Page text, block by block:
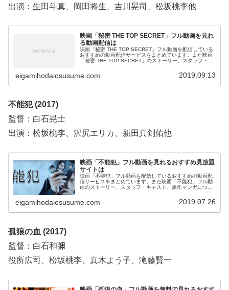
出演：生田斗真、岡田将生、吉川晃司、松坂桃李他
映画「秘密 THE TOP SECRET」フル動画を見れ
る動画配信は
映画「秘密 THE TOP SECRET」フル動画を配信している
おすすめの動画配信サービスをまとめています。また映画
「秘密 THE TOP SECRET」のストーリー、スタッフ・キ
すので、動画配信サービス選びや映画本編を見る前の予備
知識として役立ててください。
eigamihodaiosusume.com 2019.09.13
不能犯 (2017)
監督：白石晃士
出演：松坂桃李、沢尻エリカ、新田真剣佑他
映画「不能犯」フル動画を見れるおすすめ見放題
サイトは
映画「不能犯」フル動画を配信しているおすすめの動画配
信サービスをまとめています。また映画「不能犯」フル動
画のストーリー、スタッフ・キャスト、原作マンガについ
本編を見る前の予備知識として役立ててください。
eigamihodaiosusume.com 2019.07.26
孤狼の血 (2017)
監督：白石和彌
役所広司、松坂桃李、真木よう子、滝藤賢一